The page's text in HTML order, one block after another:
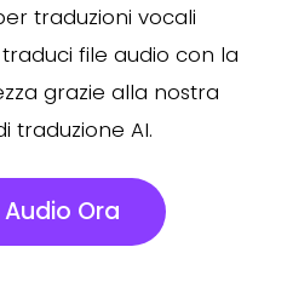
traduzioni vocali
file audio con la
grazie alla nostra
traduzione AI.
Ora